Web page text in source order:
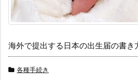
海外で提出する日本の出生届の書き
各種手続き